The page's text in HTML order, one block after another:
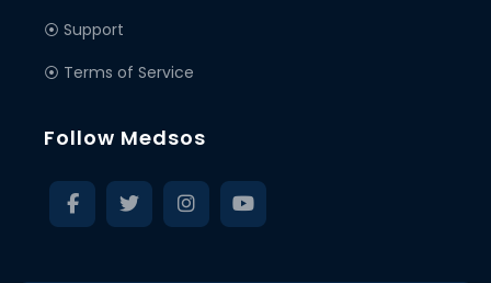
⦿ Support
⦿ Terms of Service
Follow Medsos